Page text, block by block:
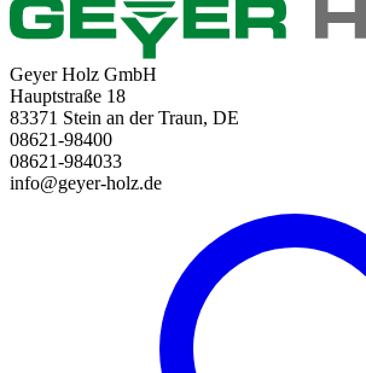
Geyer Holz GmbH
Hauptstraße 18
83371 Stein an der Traun, DE
08621-98400
08621-984033
info@geyer-holz.de